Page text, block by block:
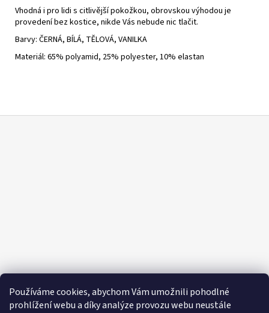
Používáme cookies, abychom Vám umožnili pohodlné
prohlížení webu a díky analýze provozu webu neustále
Vhodná i pro lidi s citlivější pokožkou, obrovskou výhodou je
provedení bez kostice, nikde Vás nebude nic tlačit.
Barvy: ČERNÁ, BÍLÁ, TĚLOVÁ, VANILKA
Materiál: 65% polyamid, 25% polyester, 10% elastan